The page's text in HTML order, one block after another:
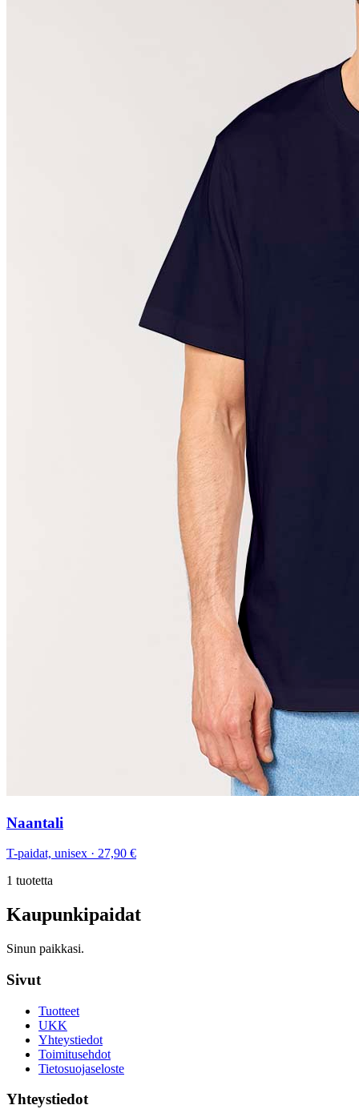
Naantali
T-paidat, unisex · 27,90 €
1 tuotetta
Kaupunkipaidat
Sinun paikkasi.
Sivut
Tuotteet
UKK
Yhteystiedot
Toimitusehdot
Tietosuojaseloste
Yhteystiedot